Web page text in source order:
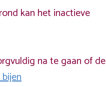
kan het inactieve
na te gaan of de